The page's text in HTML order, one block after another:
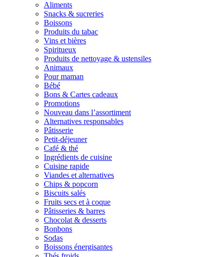
Aliments
Snacks & sucreries
Boissons
Produits du tabac
Vins et bières
Spiritueux
Produits de nettoyage & ustensiles
Animaux
Pour maman
Bébé
Bons & Cartes cadeaux
Promotions
Nouveau dans l’assortiment
Alternatives responsables
Pâtisserie
Petit-déjeuner
Café & thé
Ingrédients de cuisine
Cuisine rapide
Viandes et alternatives
Chips & popcorn
Biscuits salés
Fruits secs et à coque
Pâtisseries & barres
Chocolat & desserts
Bonbons
Sodas
Boissons énergisantes